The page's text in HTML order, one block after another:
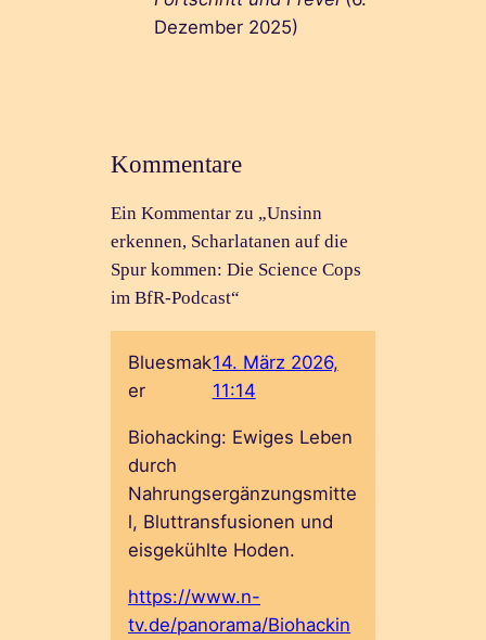
Dezember 2025)
Kommentare
Ein Kommentar zu „Unsinn
erkennen, Scharlatanen auf die
Spur kommen: Die Science Cops
im BfR-Podcast“
Bluesmak
er
14. März 2026,
11:14
Biohacking: Ewiges Leben
durch
Nahrungsergänzungsmitte
l, Bluttransfusionen und
eisgekühlte Hoden.
https://www.n-
tv.de/panorama/Biohackin